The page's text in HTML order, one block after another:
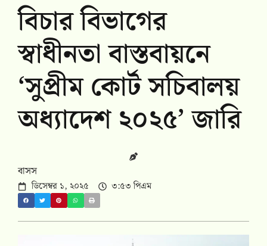
বিচার বিভাগের
স্বাধীনতা বাস্তবায়নে
‘সুপ্রীম কোর্ট সচিবালয়
অধ্যাদেশ ২০২৫’ জারি
বাসস
ডিসেম্বর ১, ২০২৫ ৩:৫৩ পিএম